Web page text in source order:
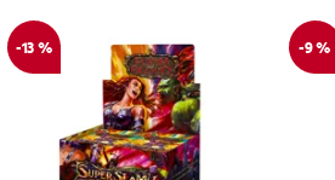
-13 % -9 %